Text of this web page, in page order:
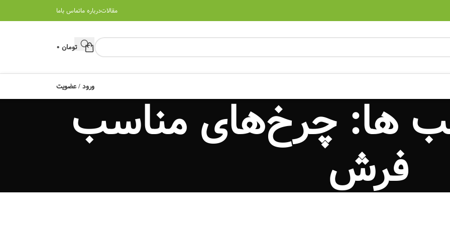
مقالاتدرباره ماتماس باما
تومان
ورود / عضویت
ها: چرخ‌های مناسب
فرش